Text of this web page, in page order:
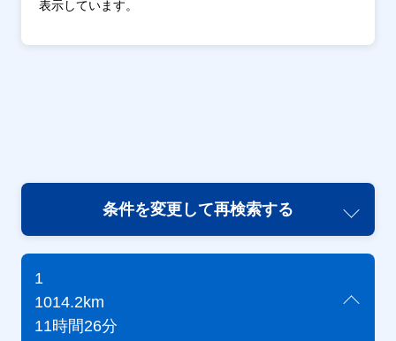
表示しています。
条件を変更して再検索する
1
1014.2km
11時間26分